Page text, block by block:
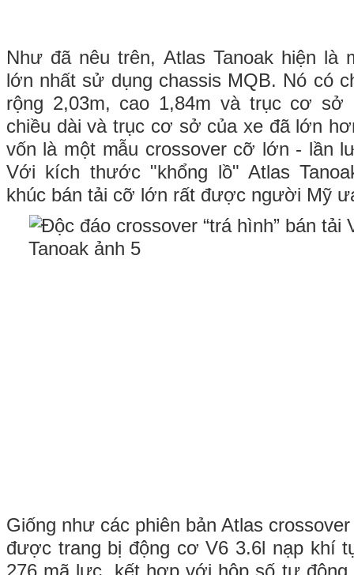
Như đã nêu trên, Atlas Tanoak hiện là
lớn nhất sử dụng chassis MQB. Nó có
rộng 2,03m, cao 1,84m và trục cơ sở
chiều dài và trục cơ sở của xe đã lớn
vốn là một mẫu crossover cỡ lớn - lần
Với kích thước "khổng lồ" Atlas
khúc bán tải cỡ lớn rất được người Mỹ
Giống như các phiên bản Atlas
được trang bị động cơ V6 3.6l nạp khí